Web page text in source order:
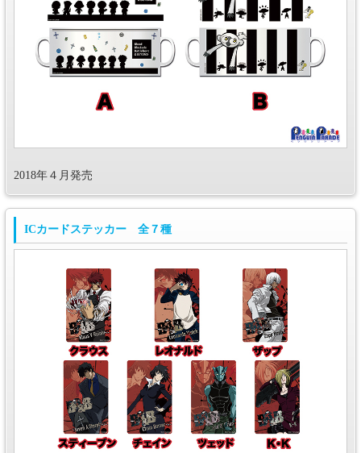
2018年４月発売
ICカードステッカー 全７種